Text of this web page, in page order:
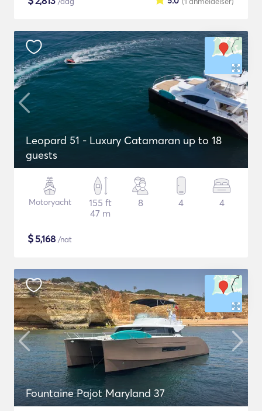
Leopard 51 - Luxury Catamaran up to 18
guests
Motoryacht
155 ft
47 m
8 4 4
$5,168 /nat
Fountaine Pajot Maryland 37